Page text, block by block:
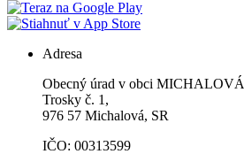
Adresa
Obecný úrad v obci MICHALOVÁ
Trosky č. 1,
976 57 Michalová, SR
IČO: 00313599